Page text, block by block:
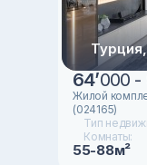
64’000 -
Жилой
(024165)
Тип
Комнаты:
55-88м²